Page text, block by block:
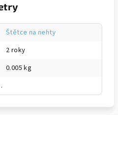
Štětce na nehty
2 roky
0.005 kg